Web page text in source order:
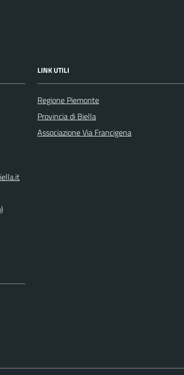
LINK UTILI
Regione Piemonte
Provincia di Biella
Associazione Via Francigena